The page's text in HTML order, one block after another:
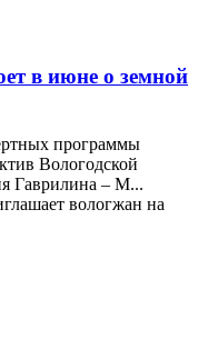
в июне о земной
программы
Вологодской
Гаврилина – М...